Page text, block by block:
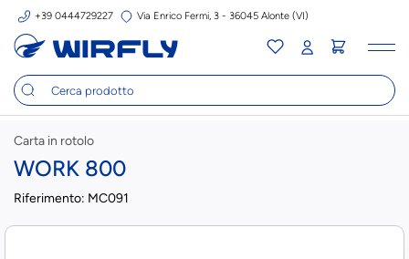
+39 0444729227 Via Enrico Fermi, 3 - 36045 Alonte (VI)
Carta in rotolo
WORK 800
Riferimento: MC091